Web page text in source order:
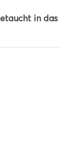
in das